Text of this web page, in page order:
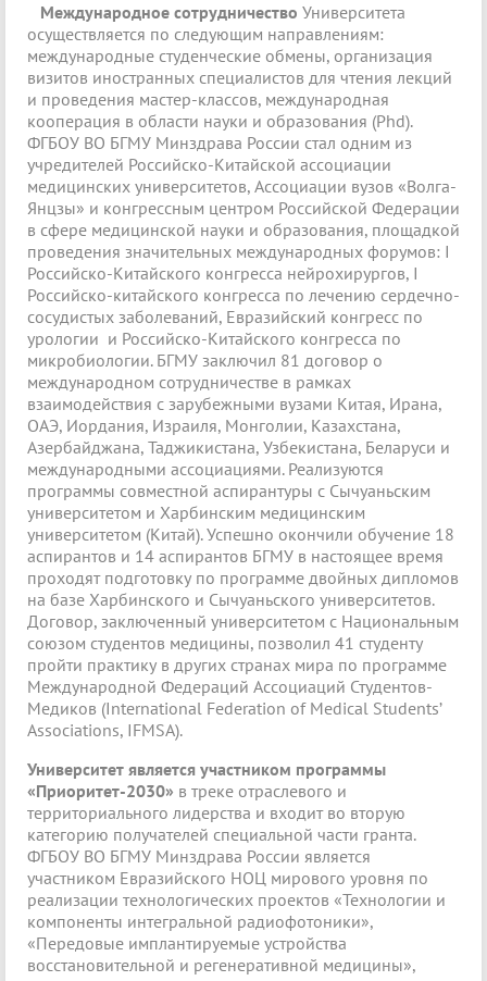
Международное сотрудничество Университета
осуществляется по следующим направлениям:
международные студенческие обмены, организация
визитов иностранных специалистов для чтения лекций
и проведения мастер-классов, международная
кооперация в области науки и образования (Phd).
ФГБОУ ВО БГМУ Минздрава России стал одним из
учредителей Российско-Китайской ассоциации
медицинских университетов, Ассоциации вузов «Волга-
Янцзы» и конгрессным центром Российской Федерации
в сфере медицинской науки и образования, площадкой
проведения значительных международных форумов: I
Российско-Китайского конгресса нейрохирургов, I
Российско-китайского конгресса по лечению сердечно-
сосудистых заболеваний, Евразийский конгресс по
урологии и Российско-Китайского конгресса по
микробиологии. БГМУ заключил 81 договор о
международном сотрудничестве в рамках
взаимодействия с зарубежными вузами Китая, Ирана,
ОАЭ, Иордания, Израиля, Монголии, Казахстана,
Азербайджана, Таджикистана, Узбекистана, Беларуси и
международными ассоциациями. Реализуются
программы совместной аспирантуры с Сычуаньским
университетом и Харбинским медицинским
университетом (Китай). Успешно окончили обучение 18
аспирантов и 14 аспирантов БГМУ в настоящее время
проходят подготовку по программе двойных дипломов
на базе Харбинского и Сычуаньского университетов.
Договор, заключенный университетом с Национальным
союзом студентов медицины, позволил 41 студенту
пройти практику в других странах мира по программе
Международной Федераций Ассоциаций Студентов-
Медиков (International Federation of Medical Students’
Associations, IFMSA).
Университет является участником программы
«Приоритет-2030» в треке отраслевого и
территориального лидерства и входит во вторую
категорию получателей специальной части гранта.
ФГБОУ ВО БГМУ Минздрава России является
участником Евразийского НОЦ мирового уровня по
реализации технологических проектов «Технологии и
компоненты интегральной радиофотоники»,
«Передовые имплантируемые устройства
восстановительной и регенеративной медицины»,